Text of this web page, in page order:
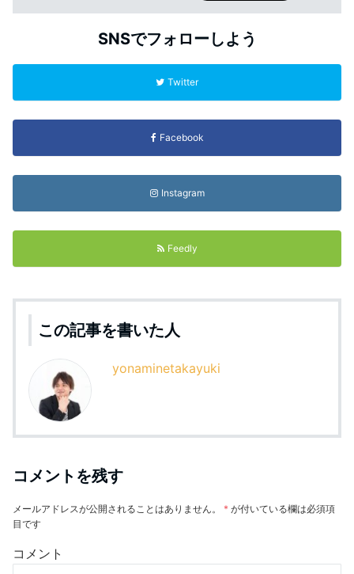
SNSでフォローしよう
Twitter
Facebook
Instagram
Feedly
この記事を書いた人
yonaminetakayuki
コメントを残す
メールアドレスが公開されることはありません。 * が付いている欄は必須項
目です
コメント